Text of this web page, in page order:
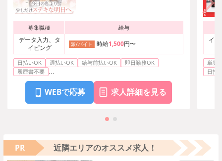
募集職種 給与
データ入力、タ
イピング
派/バイト 時給1,500円〜
日払いOK 週払いOK 給与前払いOK
即日勤務OK
履歴書不要 ...
WEBで応募 求人詳細を見る
イ
単発
日払
PR 近隣エリアのオススメ求人！